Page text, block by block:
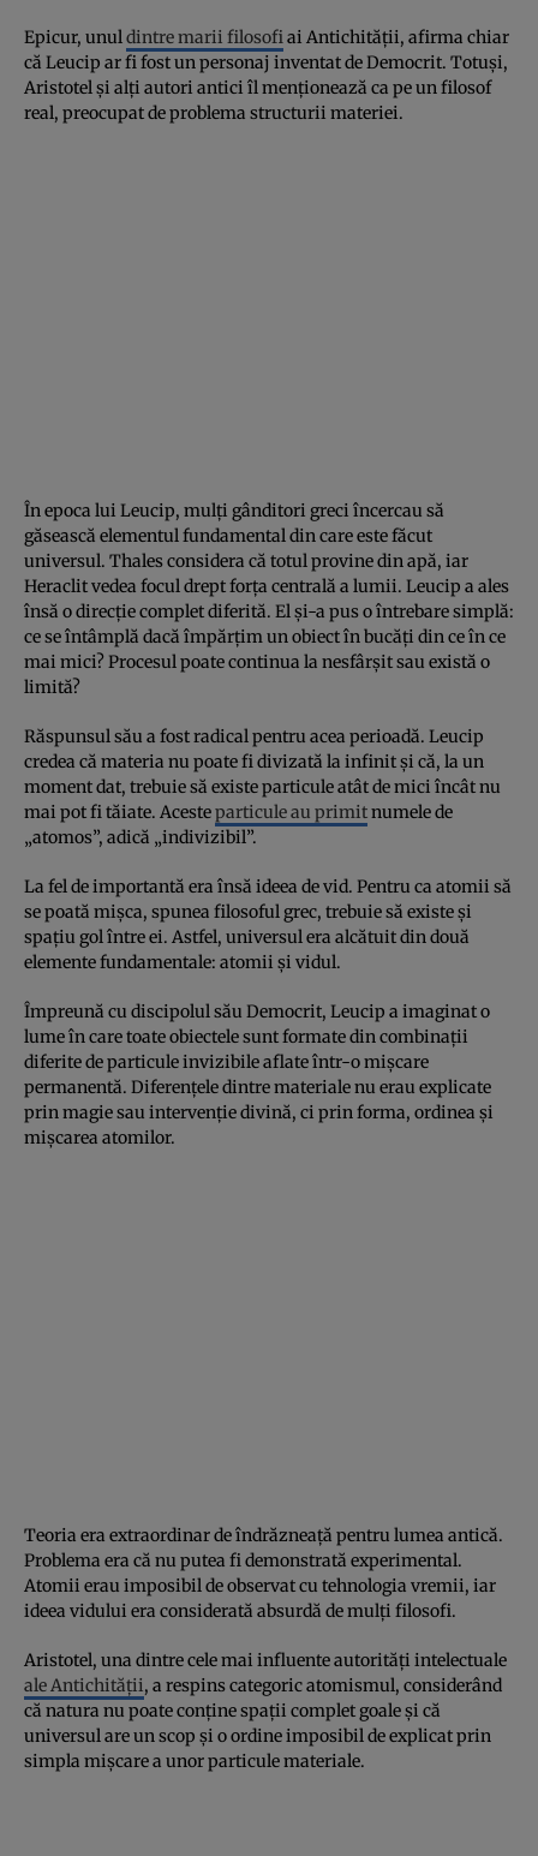
Epicur, unuldintre marii filosofiai Antichității, afirma chiar
că Leucip ar fi fost un personaj inventat de Democrit. Totuși,
Aristotel și alți autori antici îl menționează ca pe un filosof
real, preocupat de problema structurii materiei.
În epoca lui Leucip, mulți gânditori greci încercau să
găsească elementul fundamental din care este făcut
universul. Thales considera că totul provine din apă, iar
Heraclit vedea focul drept forța centrală a lumii. Leucip a ales
însă o direcție complet diferită. El și-a pus o întrebare simplă:
ce se întâmplă dacă împărțim un obiect în bucăți din ce în ce
mai mici? Procesul poate continua la nesfârșit sau există o
limită?
Răspunsul său a fost radical pentru acea perioadă. Leucip
credea că materia nu poate fi divizată la infinit și că, la un
moment dat, trebuie să existe particule atât de mici încât nu
mai pot fi tăiate. Acesteparticule au primitnumele de
„atomos”, adică „indivizibil”.
La fel de importantă era însă ideea de vid. Pentru ca atomii să
se poată mișca, spunea filosoful grec, trebuie să existe și
spațiu gol între ei. Astfel, universul era alcătuit din două
elemente fundamentale: atomii și vidul.
Împreună cu discipolul său Democrit, Leucip a imaginat o
lume în care toate obiectele sunt formate din combinații
diferite de particule invizibile aflate într-o mișcare
permanentă. Diferențele dintre materiale nu erau explicate
prin magie sau intervenție divină, ci prin forma, ordinea și
mișcarea atomilor.
Teoria era extraordinar de îndrăzneață pentru lumea antică.
Problema era că nu putea fi demonstrată experimental.
Atomii erau imposibil de observat cu tehnologia vremii, iar
ideea vidului era considerată absurdă de mulți filosofi.
Aristotel, una dintre cele mai influente autorități intelectuale
ale Antichității, a respins categoric atomismul, considerând
că natura nu poate conține spații complet goale și că
universul are un scop și o ordine imposibil de explicat prin
simpla mișcare a unor particule materiale.